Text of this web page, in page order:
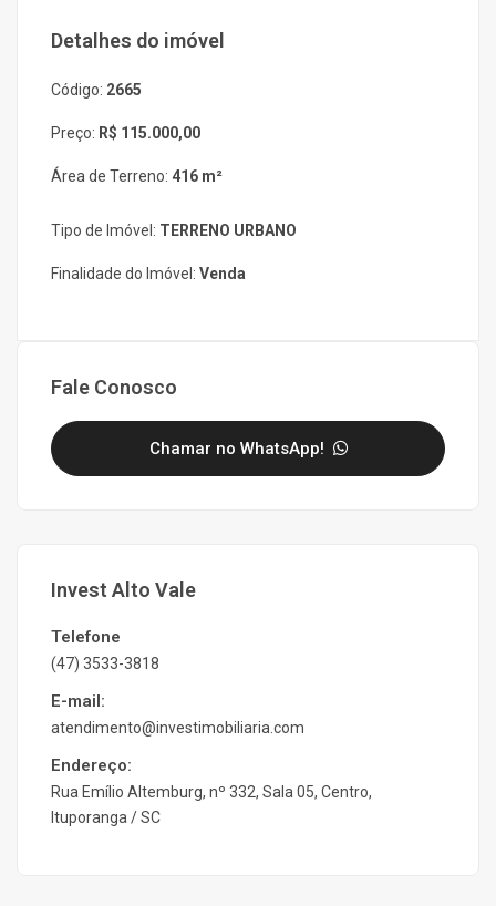
Detalhes do imóvel
Código: 2665
Preço: R$ 115.000,00
Área de Terreno: 416 m²
Tipo de Imóvel: TERRENO URBANO
Finalidade do Imóvel: Venda
Fale Conosco
Chamar no WhatsApp!
Invest Alto Vale
Telefone
(47) 3533-3818
E-mail:
atendimento@investimobiliaria.com
Endereço:
Rua Emílio Altemburg, nº 332, Sala 05, Centro,
Ituporanga / SC